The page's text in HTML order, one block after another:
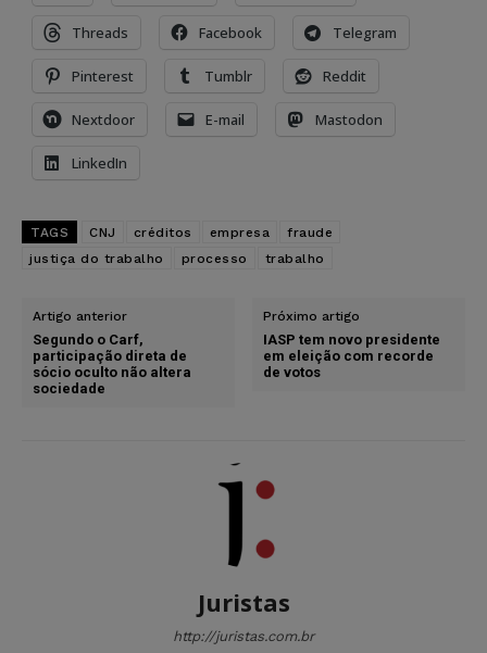
Threads Facebook Telegram
Pinterest Tumblr Reddit
Nextdoor E-mail Mastodon
LinkedIn
TAGS CNJ créditos empresa
fraude
justiça do trabalho
processo trabalho
Artigo anterior
Segundo o Carf,
participação direta de
sócio oculto não altera
sociedade
Próximo artigo
IASP tem novo presidente
em eleição com recorde
de votos
Juristas
http://juristas.com.br